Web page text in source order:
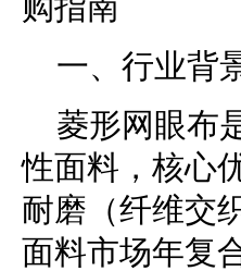
一、行业背
菱形网眼布
性面料，核心
耐磨（纤维交
面料市场年复